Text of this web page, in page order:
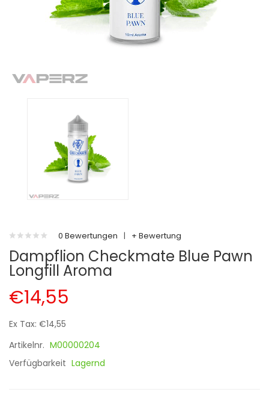
0 Bewertungen | + Bewertung
Dampflion Checkmate Blue Pawn
Longfill Aroma
€14,55
Ex Tax: €14,55
Artikelnr. M00000204
Verfügbarkeit Lagernd